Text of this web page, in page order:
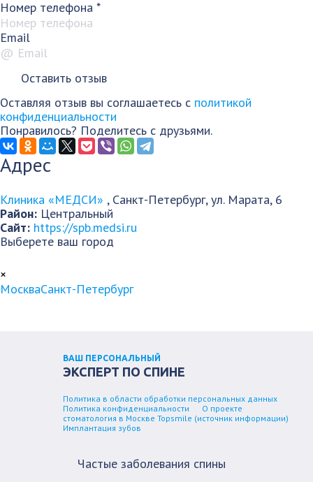
Номер телефона *
Email
Оставляя отзыв вы соглашаетесь с политикой
конфиденциальности
Понравилось? Поделитесь с друзьями.
Адрес
Клиника «МЕДСИ» , Санкт-Петербург,ул. Марата, 6
Район: Центральный
Сайт: https://spb.medsi.ru
Выберете ваш город
×
МоскваСанкт-Петербург
ВАШ ПЕРСОНАЛЬНЫЙ
ЭКСПЕРТ ПО СПИНЕ
Политика в области обработки персональных данных
Политика конфиденциальности
О проекте
стоматология в Москве Topsmile (источник информации)
Имплантация зубов
Частые заболевания спины